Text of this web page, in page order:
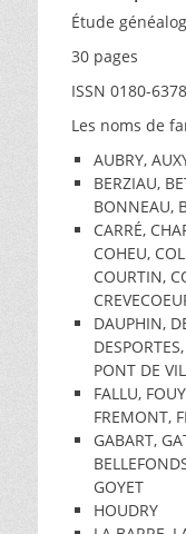
Étude
30 pages
ISSN 0180-
Les noms de
AUBRY,
BERZIAU,
BONNEAU,
CARRÉ,
COHEU,
COURTIN,
DAUPHIN,
PONT DE
FALLU,
FREMONT,
GABART,
GOYET
HOUDRY